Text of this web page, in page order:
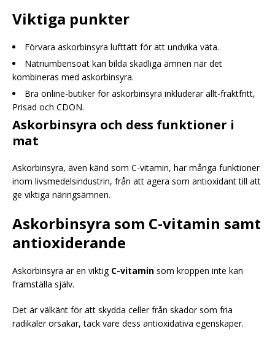
Viktiga punkter
Förvara askorbinsyra lufttätt för att undvika väta.
Natriumbensoat kan bilda skadliga ämnen när det
kombineras med askorbinsyra.
Bra online-butiker för askorbinsyra inkluderar allt-fraktfritt,
Prisad och CDON.
Askorbinsyra och dess funktioner i
mat
Askorbinsyra, även känd som C-vitamin, har många funktioner
inom livsmedelsindustrin, från att agera som antioxidant till att
ge viktiga näringsämnen.
Askorbinsyra som C-vitamin samt
antioxiderande
Askorbinsyra är en viktig C-vitamin som kroppen inte kan
framställa själv.
Det är välkänt för att skydda celler från skador som fria
radikaler orsakar, tack vare dess antioxidativa egenskaper.